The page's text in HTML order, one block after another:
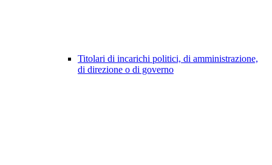
Titolari di incarichi politici, di amministrazione,
di direzione o di governo